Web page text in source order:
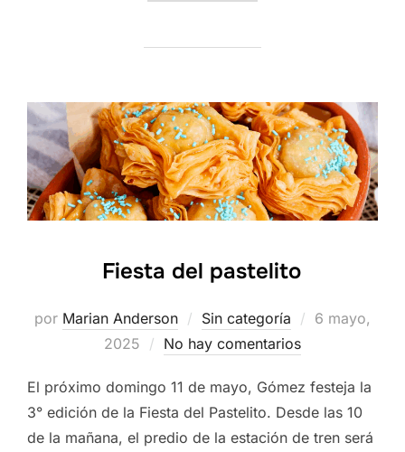
Fiesta del pastelito
por Marian Anderson Sin categoría
Publicado
6 mayo,
2025
No hay comentarios
El próximo domingo 11 de mayo, Gómez festeja la
3° edición de la Fiesta del Pastelito. Desde las 10
de la mañana, el predio de la estación de tren será